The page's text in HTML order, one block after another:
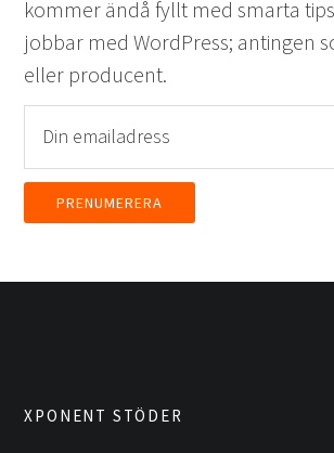
kommer ändå fyllt med smarta
jobbar med WordPress; antingen
eller producent.
XPONENT STÖDER